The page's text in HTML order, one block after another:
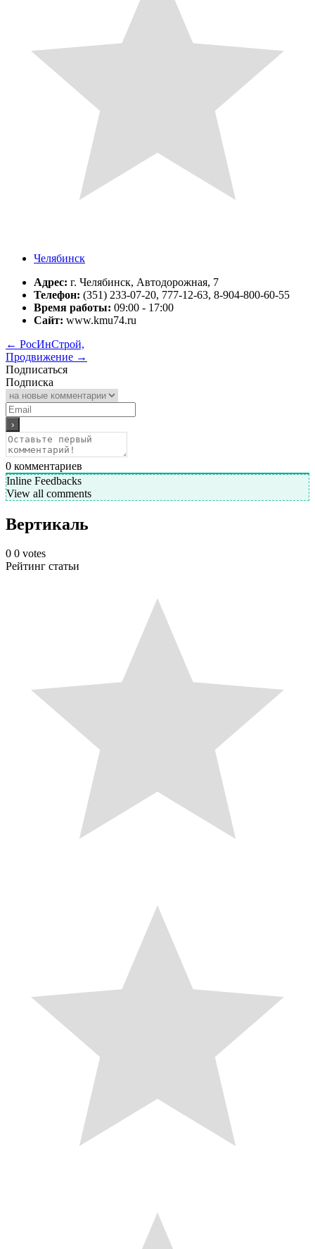
Челябинск
Адрес: г. Челябинск, Автодорожная, 7
Телефон: (351) 233-07-20, 777-12-63, 8-904-800-60-55
Время работы: 09:00 - 17:00
Сайт: www.kmu74.ru
← РосИнСтрой,
Продвижение →
Подписаться
Подписка
0 комментариев
Inline Feedbacks
View all comments
Вертикаль
0 0 votes
Рейтинг статьи